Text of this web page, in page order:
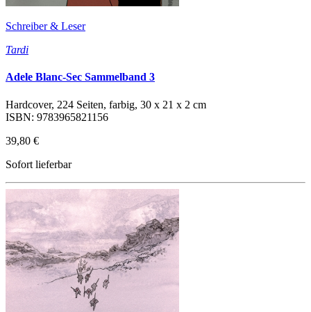
Schreiber & Leser
Tardi
Adele Blanc-Sec Sammelband 3
Hardcover, 224 Seiten, farbig, 30 x 21 x 2 cm
ISBN: 9783965821156
39,80 €
Sofort lieferbar